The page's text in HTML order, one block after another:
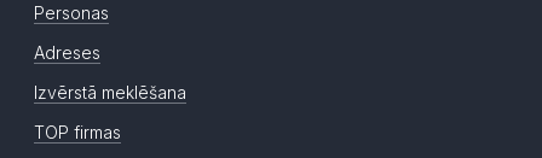
Personas
Adreses
Izvērstā meklēšana
TOP firmas